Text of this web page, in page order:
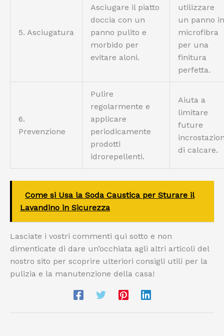
5. Asciugatura
Asciugare il piatto
doccia con un
panno pulito e
morbido per
evitare aloni.
utilizzare
un panno in
microfibra
per una
finitura
perfetta.
6.
Prevenzione
Pulire
regolarmente e
applicare
periodicamente
prodotti
idrorepellenti.
Aiuta a
limitare
future
di calcare.
Come si Usa la Soda Caustica per Sturare il
Lavandino in Sicurezza
Lasciate i vostri commenti qui sotto e non
dimenticate di dare un’occhiata agli altri articoli del
nostro sito per scoprire ulteriori consigli utili per la
pulizia e la manutenzione della casa!